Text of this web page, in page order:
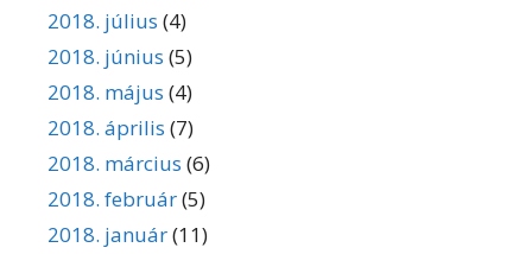
2018. július (4)
2018. június (5)
2018. május (4)
2018. április (7)
2018. március (6)
2018. február(5)
2018. január(11)